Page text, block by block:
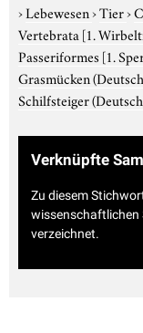
›Lebewesen›Tier›
Vertebrata [1.
Passeriformes [1.
Grasmücken
Schilfsteiger
Verknüpfte
Zu diesem
wissenschaftlichen
verzeichnet.